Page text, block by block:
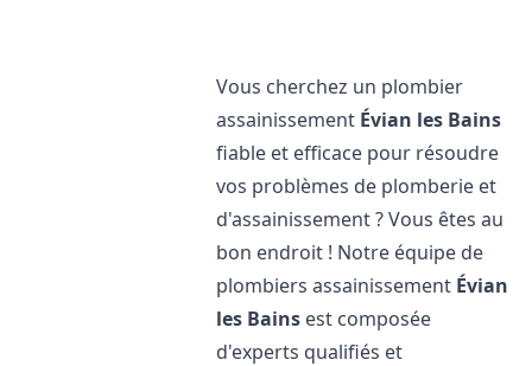
Vous cherchez un plombier
assainissement Évian les Bains
fiable et efficace pour résoudre
vos problèmes de plomberie et
d'assainissement ? Vous êtes au
bon endroit ! Notre équipe de
plombiers assainissement Évian
les Bains est composée
d'experts qualifiés et